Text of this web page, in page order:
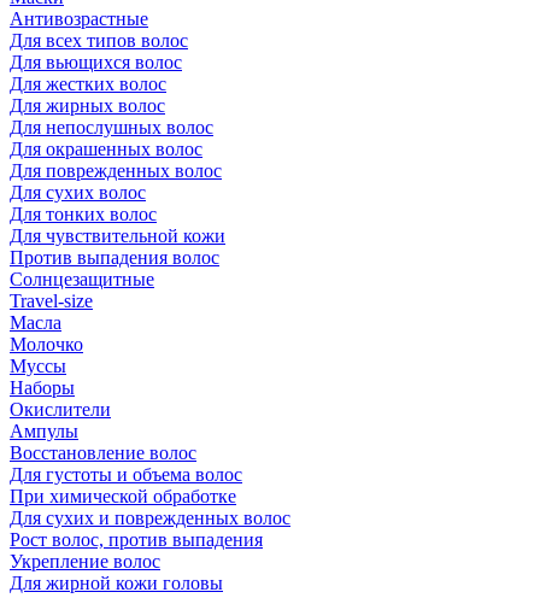
Антивозрастные
Для всех типов волос
Для вьющихся волос
Для жестких волос
Для жирных волос
Для непослушных волос
Для окрашенных волос
Для поврежденных волос
Для сухих волос
Для тонких волос
Для чувствительной кожи
Против выпадения волос
Солнцезащитные
Travel-size
Масла
Молочко
Муссы
Наборы
Окислители
Ампулы
Восстановление волос
Для густоты и объема волос
При химической обработке
Для сухих и поврежденных волос
Рост волос, против выпадения
Укрепление волос
Для жирной кожи головы